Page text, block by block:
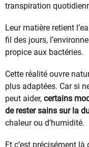
transpiration
Leur matière retient
fil des jours,
propice aux bactéries.
Cette réalité ouvre
plus adaptées. Car si
peut aider, certains
de rester sains sur la
chaleur ou d’humidité.
Et c’est précisément